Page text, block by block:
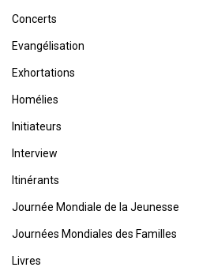
Concerts
Evangélisation
Exhortations
Homélies
Initiateurs
Interview
Itinérants
Journée Mondiale de la Jeunesse
Journées Mondiales des Familles
Livres